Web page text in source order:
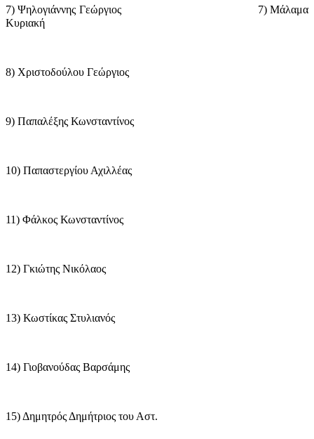
7) Ψηλογιάννης Γεώργιος
7) Μάλαμα
Κυριακή
8) Χριστοδούλου Γεώργιος
9) Παπαλέξης Κωνσταντίνος
10) Παπαστεργίου Αχιλλέας
11) Φάλκος Κωνσταντίνος
12) Γκιώτης Νικόλαος
13) Κωστίκας Στυλιανός
14) Γιοβανούδας Βαρσάμης
15) Δημητρός Δημήτριος του Αστ.